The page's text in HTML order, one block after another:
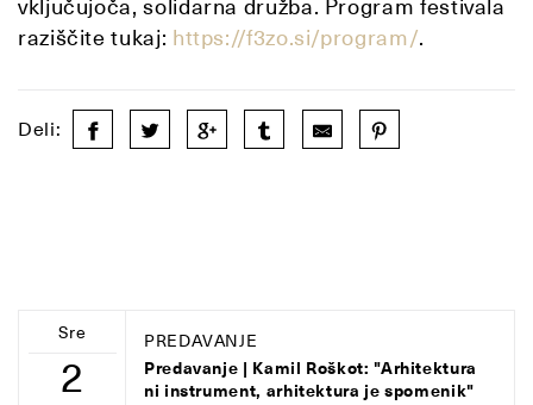
vključujoča, solidarna družba. Program festivala
raziščite tukaj: https://f3zo.si/program/.
Deli:
Sre
2
PREDAVANJE
Predavanje | Kamil Roškot: "Arhitektura
ni instrument, arhitektura je spomenik"